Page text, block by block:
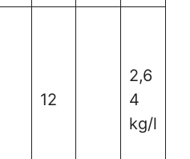
12
2,6
4
kg/l